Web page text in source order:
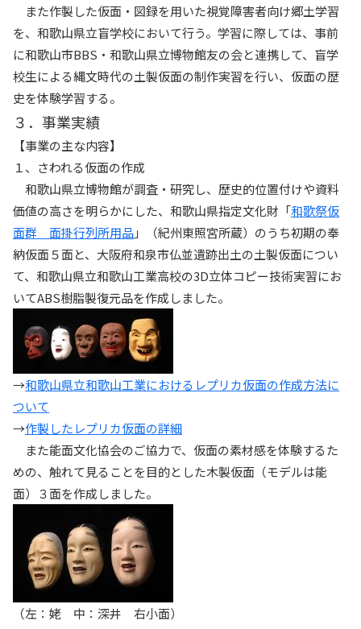
また作製した仮面・図録を用いた視覚障害者向け郷土学習
を、和歌山県立盲学校において行う。学習に際しては、事前
に和歌山市BBS・和歌山県立博物館友の会と連携して、盲学
校生による縄文時代の土製仮面の制作実習を行い、仮面の歴
史を体験学習する。
３．事業実績
【事業の主な内容】
１、さわれる仮面の作成
和歌山県立博物館が調査・研究し、歴史的位置付けや資料
価値の高さを明らかにした、和歌山県指定文化財「和歌祭仮
面群 面掛行列所用品」（紀州東照宮所蔵）のうち初期の奉
納仮面５面と、大阪府和泉市仏並遺跡出土の土製仮面につい
て、和歌山県立和歌山工業高校の3D立体コピー技術実習にお
いてABS樹脂製復元品を作成しました。
→和歌山県立和歌山工業におけるレプリカ仮面の作成方法に
ついて
→作製したレプリカ仮面の詳細
また能面文化協会のご協力で、仮面の素材感を体験するた
めの、触れて見ることを目的とした木製仮面（モデルは能
面）３面を作成しました。
（左：姥 中：深井 右小面）